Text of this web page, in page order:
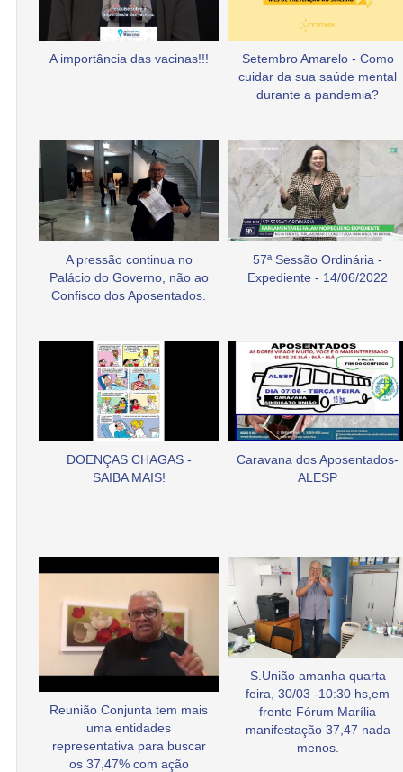
A importância das vacinas!!!
Setembro Amarelo - Como
cuidar da sua saúde mental
durante a pandemia?
A pressão continua no
Palácio do Governo, não ao
Confisco dos Aposentados.
57ª Sessão Ordinária -
Expediente - 14/06/2022
DOENÇAS CHAGAS -
SAIBA MAIS!
Caravana dos Aposentados-
ALESP
Reunião Conjunta tem mais
uma entidades
representativa para buscar
os 37,47% com ação
S.União amanha quarta
feira, 30/03 -10:30 hs,em
frente Fórum Marília
manifestação 37,47 nada
menos.